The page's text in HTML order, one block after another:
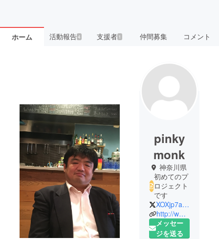
ホーム 活動報告4 支援者 1 仲間募集 コメント
pinky
monk
神奈川県
初めてのプ
ロジェクト
です
XOXjp7aPrkJ7u4c
http://www.monk.jp
メッセー
ジを送る